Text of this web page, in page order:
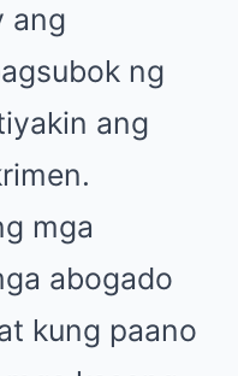
ang
ng
ang
mga
abogado
kung paano